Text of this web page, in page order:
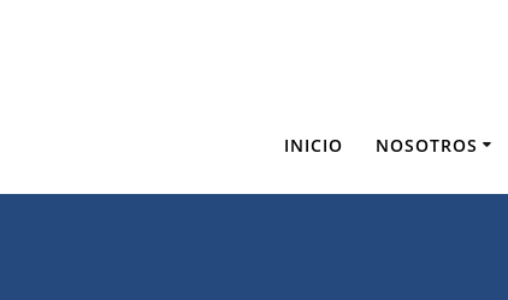
INICIO NOSOTROS